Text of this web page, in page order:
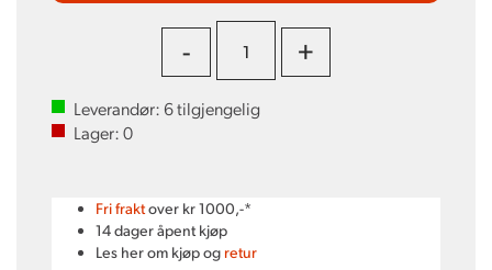
- +
Leverandør: 6tilgjengelig
Lager:0
Fri fraktover kr 1000,-*
14 dager åpent kjøp
Les her om kjøp og retur